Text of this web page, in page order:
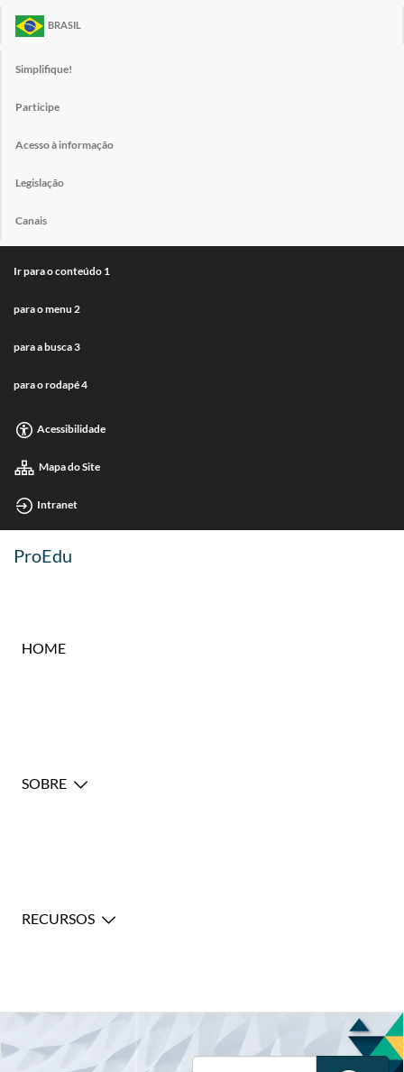
BRASIL
Simplifique!
Participe
Acesso à informação
Legislação
Canais
Ir para o conteúdo 1
para o menu 2
para a busca3
para o rodapé4
Acessibilidade
Mapa do Site
Intranet
ProEdu
HOME
SOBRE
RECURSOS